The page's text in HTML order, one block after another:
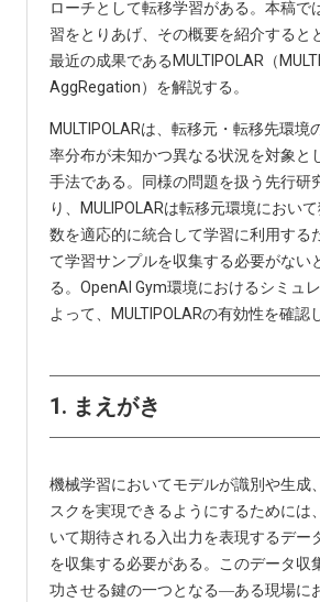
ローチとして転移学習がある。本稿で
習をとりあげ、その概要を紹介すると
最近の成果であるMULTIPOLAR（
AggRegation）を解説する。
MULTIPOLARは、転移元・転移先環境
率分布が未知かつ異なる状況を対象と
手法である。同様の問題を扱う先行研
り、MULIPOLARは転移元環境におい
数を適応的に統合して学習に利用する
て学習サンプルを収集する必要がない
る。OpenAI Gym環境におけるシミュ
よって、MULTIPOLARの有効性を確認
1. まえがき
機械学習においてモデルが識別や生成
スクを実現できるようにするためには
いて期待される入出力を表現するデー
を収集する必要がある。このデータ収
功させる鍵の一つとなる―ある現場に